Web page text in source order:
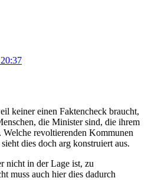
keiner einen Faktencheck braucht,
die Minister sind, die ihrem
Welche revoltierenden Kommunen
dies doch arg konstruiert aus.
nicht in der Lage ist, zu
muss auch hier dies dadurch